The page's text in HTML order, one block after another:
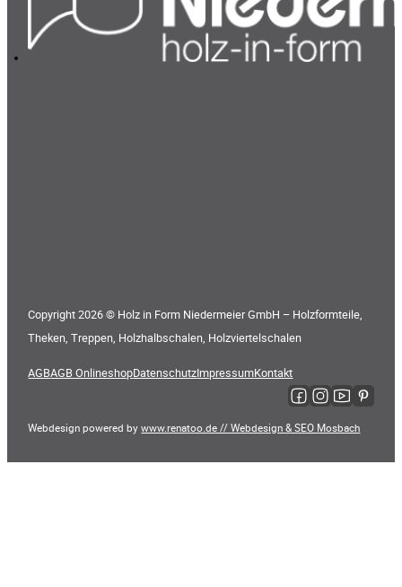
Copyright 2026 © Holz in Form Niedermeier GmbH – Holzformteile,
Theken, Treppen, Holzhalbschalen, Holzviertelschalen
AGBAGB OnlineshopDatenschutzImpressumKontakt
Folge uns auf
Folge uns auf
Folge uns auf
Folge
Webdesign powered bywww.renatoo.de // Webdesign & SEO Mosbach